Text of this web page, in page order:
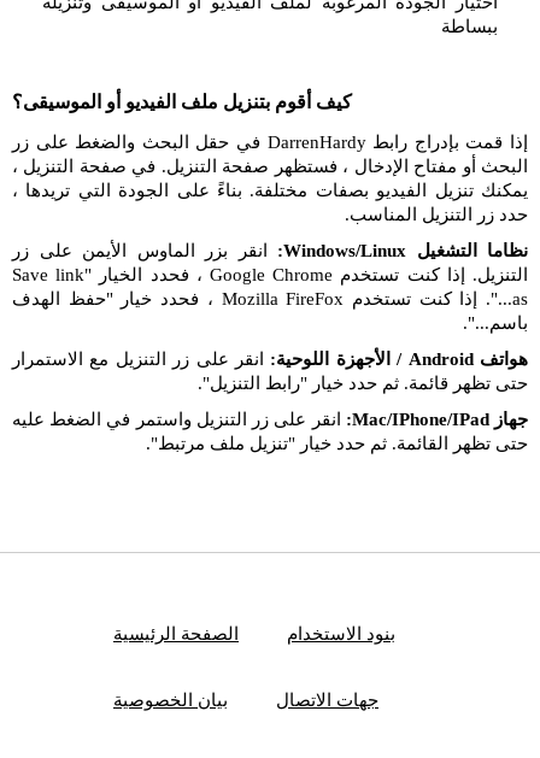
ببساطة
كيف أقوم بتنزيل ملف الفيديو أو الموسيقى؟
إذا قمت بإدراج رابط DarrenHardy في حقل البحث والضغط على زر
البحث أو مفتاح الإدخال ، فستظهر صفحة التنزيل. في صفحة التنزيل ،
يمكنك تنزيل الفيديو بصفات مختلفة. بناءً على الجودة التي تريدها ،
حدد زر التنزيل المناسب.
نظاما التشغيل Windows/Linux:
انقر بزر الماوس الأيمن على زر
التنزيل. إذا كنت تستخدم Google Chrome ، فحدد الخيار "Save link
as...". إذا كنت تستخدم Mozilla FireFox ، فحدد خيار "حفظ الهدف
باسم...".
هواتف Android / الأجهزة اللوحية:
انقر على زر التنزيل مع الاستمرار
حتى تظهر قائمة. ثم حدد خيار "رابط التنزيل".
جهاز Mac/IPhone/IPad:
انقر على زر التنزيل واستمر في الضغط عليه
حتى تظهر القائمة. ثم حدد خيار "تنزيل ملف مرتبط".
الصفحة الرئيسية بنود الاستخدام
بيان الخصوصية جهات الاتصال